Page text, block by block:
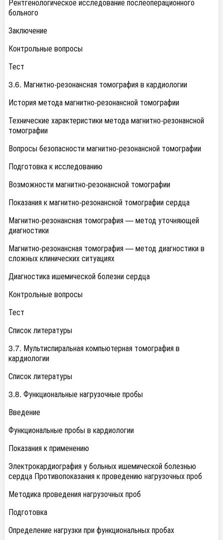
Рентгенологическое исследование послеоперационного
больного
Заключение
Контрольные вопросы
Тест
3.6. Магнитно-резонансная томография в кардиологии
История метода магнитно-резонансной томографии
Технические характеристики метода магнитно-резонансной
томографии
Вопросы безопасности магнитно-резонансной томографии
Подготовка к исследованию
Возможности магнитно-резонансной томографии
Показания к магнитно-резонансной томографии сердца
Магнитно-резонансная томография — метод уточняющей
диагностики
Магнитно-резонансная томография — метод диагностики в
сложных клинических ситуациях
Диагностика ишемической болезни сердца
Контрольные вопросы
Тест
Список литературы
3.7. Мультиспиральная компьютерная томография в
кардиологии
Список литературы
3.8. Функциональные нагрузочные пробы
Введение
Функциональные пробы в кардиологии
Показания к применению
Электрокардиография у больных ишемической болезнью
сердца Противопоказания к проведению нагрузочных проб
Методика проведения нагрузочных проб
Подготовка
Определение нагрузки при функциональных пробах